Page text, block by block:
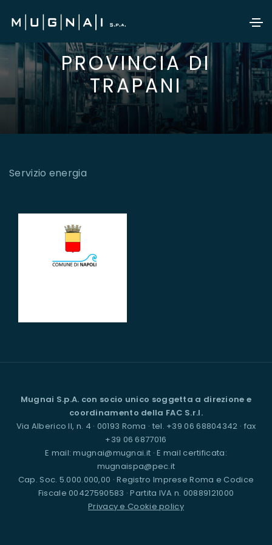
PROVINCIA DI
TRAPANI
Servizio energia
Mugnai S.p.A. con socio unico soggetta a direzione e
coordinamento della FAC S.r.l.
Via Alberico II, n. 4 · 00193 Roma · tel. +39 06 68804342 · fax
+39 06 6877016
E mail: mugnai@mugnai.it · E mail certificata:
mugnaispa@pec.it
Cap. Soc. 5.000.000,00 · Registro Imprese Roma e Codice
Fiscale 00427590583 · Partita IVA n. 00889121000
Privacy e Cookie policy